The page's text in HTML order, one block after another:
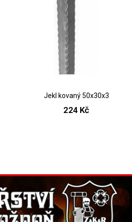
Jekl kovaný 50x30x3
224 Kč